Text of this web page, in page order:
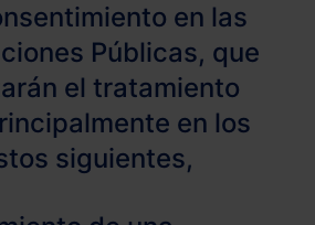
en las
Públicas, que
el tratamiento
en los
siguientes,